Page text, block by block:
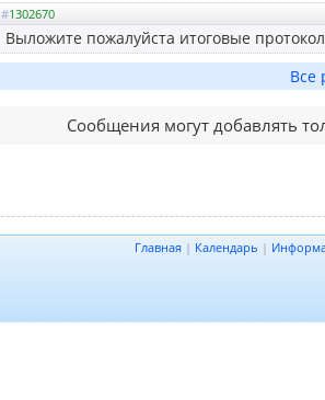
#1302670
Выложите пожалуйста итоговые
Все
Сообщения могут добавлять
Главная | Календарь |